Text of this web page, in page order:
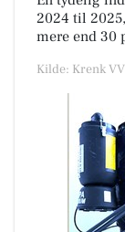
2024 til
mere end 30
Kilde: Krenk